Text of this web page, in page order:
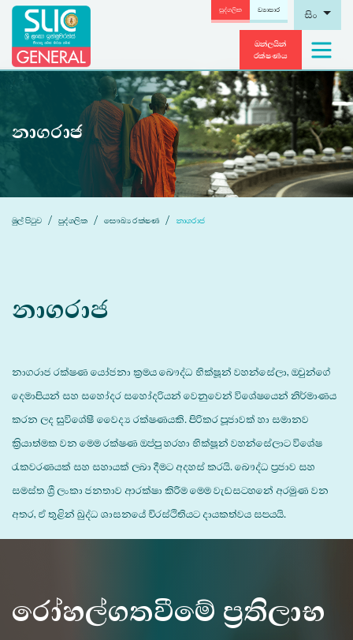
පුද්ගලික ව්‍යාපාර සිං
ඔන්ලයින්
රක්ෂණය
නාගරාජ
මුල් පිටුව පුද්ගලික සෞඛ්‍ය රක්ෂණ නාගරාජ
නාගරාජ
නාගරාජ රක්ෂණ යෝජනා ක්‍රමය බෞද්ධ භික්ෂූන් වහන්සේලා, ඔවුන්ගේ
දෙමාපියන් සහ සහෝදර සහෝදරියන් වෙනුවෙන් විශේෂයෙන් නිර්මාණය
කරන ලද සුවිශේෂී වෛද්‍ය රක්ෂණයකි. පිරිකර පූජාවක් හා සමානව
ක්‍රියාත්මක වන මෙම රක්ෂණ ඔප්පු හරහා භික්ෂූන් වහන්සේලාට විශේෂ
රැකවරණයක් සහ සහායක් ලබා දීමට අදහස් කරයි. බෞද්ධ ප්‍රජාව සහ
සමස්ත ශ්‍රී ලංකා ජනතාව ආරක්ෂා කිරීම මෙම වැඩසටහනේ අරමුණ වන
අතර, ඒ තුළින් බුද්ධ ශාසනයේ චිරස්ථිතියට දායකත්වය සපයයි.
රෝහල්ගතවීමේ ප්‍රතිලාභ